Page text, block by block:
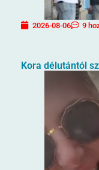
2026-08-06 9
Kora délutántól